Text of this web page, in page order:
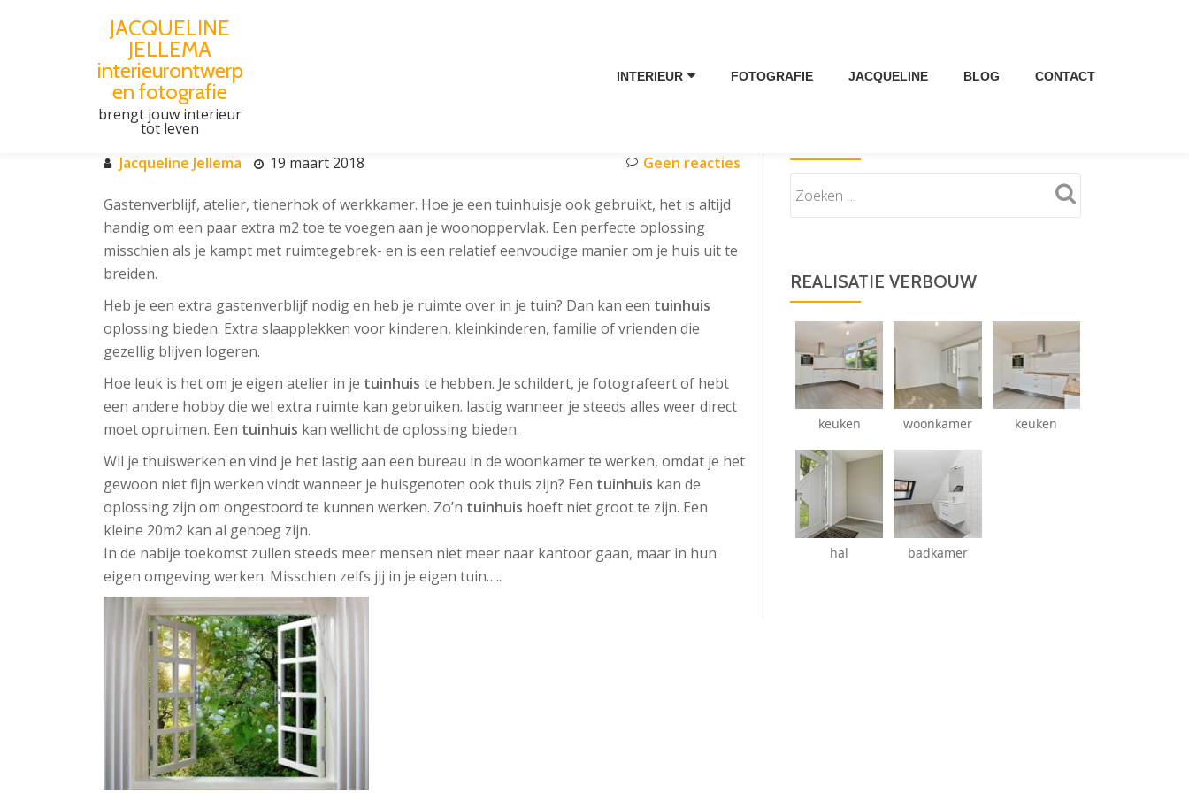
JACQUELINE
JELLEMA
interieurontwerp
en fotografie
brengt jouw interieur
tot leven
INTERIEUR FOTOGRAFIE JACQUELINE BLOG CONTACT
VRIJPLAATS IN JE TUIN
Jacqueline Jellema 19 maart 2018 Geen reacties
Gastenverblijf, atelier, tienerhok of werkkamer. Hoe je een tuinhuisje ook gebruikt, het is altijd
handig om een paar extra m2 toe te voegen aan je woonoppervlak. Een perfecte oplossing
misschien als je kampt met ruimtegebrek- en is een relatief eenvoudige manier om je huis uit te
breiden.
Heb je een extra gastenverblijf nodig en heb je ruimte over in je tuin? Dan kan een tuinhuis
oplossing bieden. Extra slaapplekken voor kinderen, kleinkinderen, familie of vrienden die
gezellig blijven logeren.
Hoe leuk is het om je eigen atelier in je tuinhuis te hebben. Je schildert, je fotografeert of hebt
een andere hobby die wel extra ruimte kan gebruiken. lastig wanneer je steeds alles weer direct
moet opruimen. Een tuinhuis kan wellicht de oplossing bieden.
Wil je thuiswerken en vind je het lastig aan een bureau in de woonkamer te werken, omdat je het
gewoon niet fijn werken vindt wanneer je huisgenoten ook thuis zijn? Een tuinhuis kan de
oplossing zijn om ongestoord te kunnen werken. Zo’n tuinhuis hoeft niet groot te zijn. Een
kleine 20m2 kan al genoeg zijn.
In de nabije toekomst zullen steeds meer mensen niet meer naar kantoor gaan, maar in hun
eigen omgeving werken. Misschien zelfs jij in je eigen tuin…..
REALISATIE VERBOUW
keuken woonkamer keuken
hal badkamer